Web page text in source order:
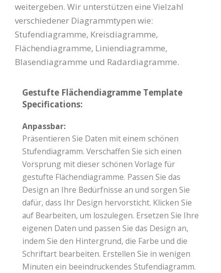
weitergeben. Wir unterstützen eine Vielzahl
verschiedener Diagrammtypen wie:
Stufendiagramme, Kreisdiagramme,
Flächendiagramme, Liniendiagramme,
Blasendiagramme und Radardiagramme.
Gestufte Flächendiagramme Template
Specifications:
Anpassbar:
Präsentieren Sie Daten mit einem schönen
Stufendiagramm. Verschaffen Sie sich einen
Vorsprung mit dieser schönen Vorlage für
gestufte Flächendiagramme. Passen Sie das
Design an Ihre Bedürfnisse an und sorgen Sie
dafür, dass Ihr Design hervorsticht. Klicken Sie
auf Bearbeiten, um loszulegen. Ersetzen Sie Ihre
eigenen Daten und passen Sie das Design an,
indem Sie den Hintergrund, die Farbe und die
Schriftart bearbeiten. Erstellen Sie in wenigen
Minuten ein beeindruckendes Stufendiagramm.